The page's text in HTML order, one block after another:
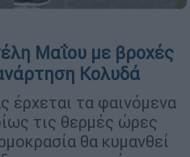
Μαΐου με βροχές
Κολυδά
έρχεται τα φαινόμενα
τις θερμές ώρες
θα κυμανθεί